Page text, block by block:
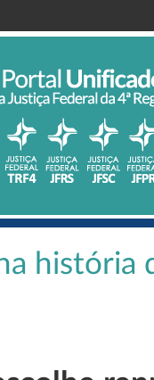
história